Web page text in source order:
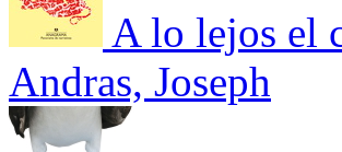
A lo lejos el
Andras, Joseph